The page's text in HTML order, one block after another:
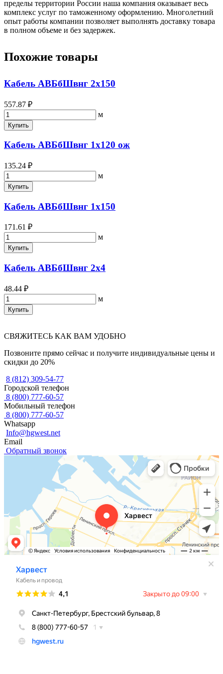
пределы территории России наша компания оказывает весь
комплекс услуг по таможенному оформлению. Многолетний
опыт работы компании позволяет выполнять доставку товара
в полном объеме и без задержек.
Похожие товары
Кабель АВБбШвнг 2х150
557.87 ₽
м
Купить
Кабель АВБбШвнг 1х120 ож
135.24 ₽
м
Купить
Кабель АВБбШвнг 1х150
171.61 ₽
м
Купить
Кабель АВБбШвнг 2х4
48.44 ₽
м
Купить
СВЯЖИТЕСЬ КАК ВАМ УДОБНО
Позвоните прямо сейчас и получите индивидуальные цены и
скидки до 20%
8 (812) 309-54-77
Городской телефон
8 (800) 777-60-57
Мобильный телефон
8 (800) 777-60-57
Whatsapp
Info@hgwest.net
Email
Обратный звонок